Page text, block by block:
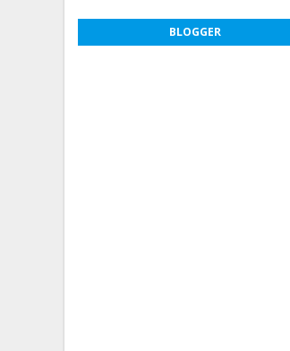
BLOGGER